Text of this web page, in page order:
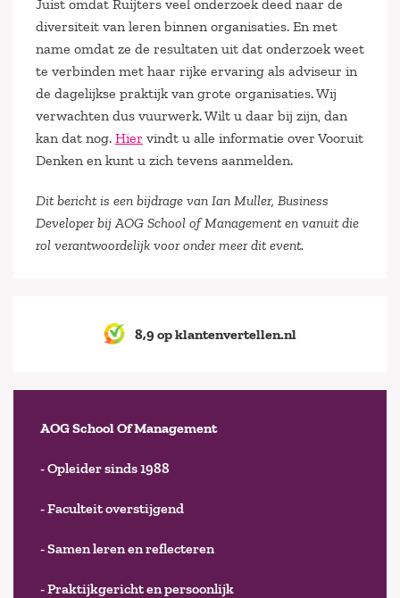
Juist omdat Ruijters veel onderzoek deed naar de
diversiteit van leren binnen organisaties. En met
name omdat ze de resultaten uit dat onderzoek weet
te verbinden met haar rijke ervaring als adviseur in
de dagelijkse praktijk van grote organisaties. Wij
verwachten dus vuurwerk. Wilt u daar bij zijn, dan
kan dat nog. Hier vindt u alle informatie over Vooruit
Denken en kunt u zich tevens aanmelden.
Dit bericht is een bijdrage van Ian Muller, Business
Developer bij AOG School of Management en vanuit die
rol verantwoordelijk voor onder meer dit event.
8,9 op klantenvertellen.nl
AOG School Of Management
- Opleider sinds 1988
- Faculteit overstijgend
- Samen leren en reflecteren
- Praktijkgericht en persoonlijk